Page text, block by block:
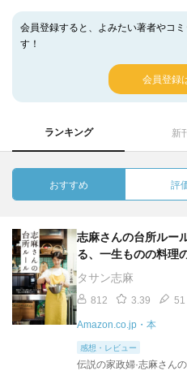
会員登録すると、よみたい著者やコ
す！
会員登録
ランキング 新
おすすめ 評
志麻さんの台所ルー
る、一生ものの料理
タサン志麻
812 3.39 51
Amazon.co.jp・本
感想・レビュー
伝説の家政婦·志麻さん